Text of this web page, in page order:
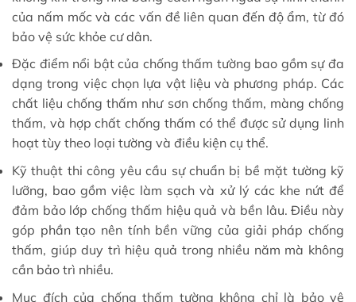
của nấm mốc và các vấn đề liên quan đến độ ẩm, từ đó
bảo vệ sức khỏe cư dân.
Đặc điểm nổi bật của chống thấm tường bao gồm sự đa
dạng trong việc chọn lựa vật liệu và phương pháp. Các
chất liệu chống thấm như sơn chống thấm, màng chống
thấm, và hợp chất chống thấm có thể được sử dụng linh
hoạt tùy theo loại tường và điều kiện cụ thể.
Kỹ thuật thi công yêu cầu sự chuẩn bị bề mặt tường kỹ
lưỡng, bao gồm việc làm sạch và xử lý các khe nứt để
đảm bảo lớp chống thấm hiệu quả và bền lâu. Điều này
góp phần tạo nên tính bền vững của giải pháp chống
thấm, giúp duy trì hiệu quả trong nhiều năm mà không
cần bảo trì nhiều.
Mục đích của chống thấm tường không chỉ là bảo vệ